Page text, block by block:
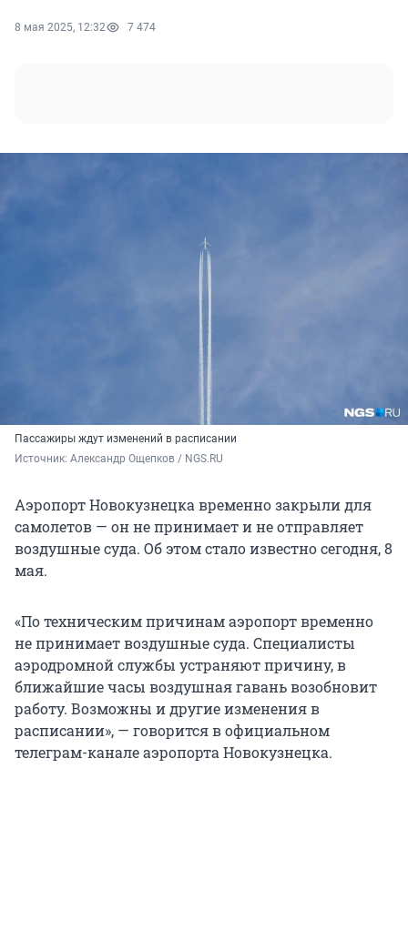
8 мая 2025, 12:32 7 474
Пассажиры ждут изменений в расписании
Источник: Александр Ощепков / NGS.RU
Аэропорт Новокузнецка временно закрыли для
самолетов — он не принимает и не отправляет
воздушные суда. Об этом стало известно сегодня, 8
мая.
«По техническим причинам аэропорт временно
не принимает воздушные суда. Специалисты
аэродромной службы устраняют причину, в
ближайшие часы воздушная гавань возобновит
работу. Возможны и другие изменения в
расписании», — говорится в официальном
телеграм-канале аэропорта Новокузнецка.